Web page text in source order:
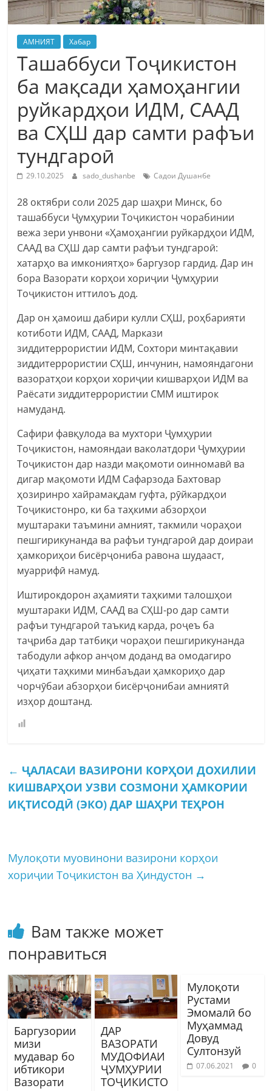
АМНИЯТ Хабар
Ташаббуси Тоҷикистон
ба мақсади ҳамоҳангии
руйкардҳои ИДМ, СААД
ва СҲШ дар самти рафъи
тундгароӣ
29.10.2025 sado_dushanbe Садои Душанбе
28 октябри соли 2025 дар шаҳри Минск, бо
ташаббуси Ҷумҳурии Тоҷикистон чорабинии
вежа зери унвони «Ҳамоҳангии руйкардҳои ИДМ,
СААД ва СҲШ дар самти рафъи тундгароӣ:
хатарҳо ва имкониятҳо» баргузор гардид. Дар ин
бора Вазорати корҳои хориҷии Ҷумҳурии
Тоҷикистон иттилоъ дод.
Дар он ҳамоиш дабири кулли СҲШ, роҳбарияти
котиботи ИДМ, СААД, Маркази
зиддитеррористии ИДМ, Сохтори минтақавии
зиддитеррористии СҲШ, инчунин, намояндагони
вазоратҳои корҳои хориҷии кишварҳои ИДМ ва
Раёсати зиддитеррористии СММ иштирок
намуданд.
Сафири фавқулода ва мухтори Ҷумҳурии
Тоҷикистон, намояндаи ваколатдори Ҷумҳурии
Тоҷикистон дар назди мақомоти оинномавӣ ва
дигар мақомоти ИДМ Сафарзода Бахтовар
ҳозиринро хайрамақдам гуфта, рӯйкардҳои
Тоҷикистонро, ки ба таҳкими абзорҳои
муштараки таъмини амният, такмили чораҳои
пешгирикунанда ва рафъи тундгароӣ дар доираи
ҳамкориҳои бисёрҷониба равона шудааст,
муаррифӣ намуд.
Иштирокдорон аҳамияти таҳкими талошҳои
муштараки ИДМ, СААД ва СҲШ-ро дар самти
рафъи тундгароӣ таъкид карда, роҷеъ ба
таҷриба дар татбиқи чораҳои пешгирикунанда
табодули афкор анҷом доданд ва омодагиро
ҷиҳати таҳкими минбаъдаи ҳамкориҳо дар
чорчӯбаи абзорҳои бисёрҷонибаи амниятӣ
изҳор доштанд.
← ҶАЛАСАИ ВАЗИРОНИ КОРҲОИ ДОХИЛИИ
КИШВАРҲОИ УЗВИ СОЗМОНИ ҲАМКОРИИ
ИҚТИСОДӢ (ЭКО) ДАР ШАҲРИ ТЕҲРОН
Мулоқоти муовинони вазирони корҳои
хориҷии Тоҷикистон ва Ҳиндустон →
Вам также может
понравиться
Баргузории
мизи
мудавар бо
ибтикори
Вазорати
ДАР
ВАЗОРАТИ
МУДОФИАИ
ҶУМҲУРИИ
ТОҶИКИСТО
Мулоқоти
Рустами
Эмомалӣ бо
Муҳаммад
Довуд
Султонзуй
07.06.2021 0